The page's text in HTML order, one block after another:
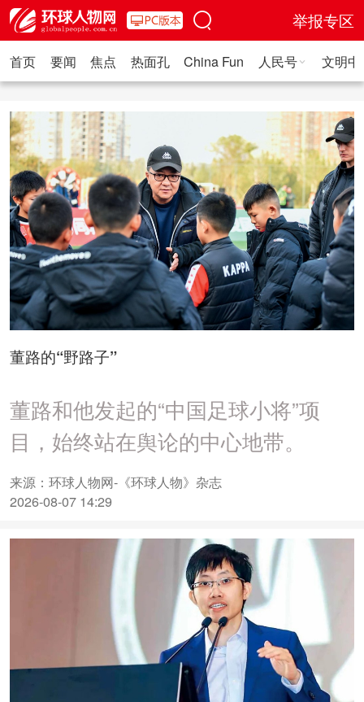
举报专区
首页 要闻 焦点 热面孔 China Fun 人民号 文明
董路的“野路子”
董路和他发起的“中国足球小将”项
目，始终站在舆论的中心地带。
来源：环球人物网-《环球人物》杂志
2026-08-07 14:29